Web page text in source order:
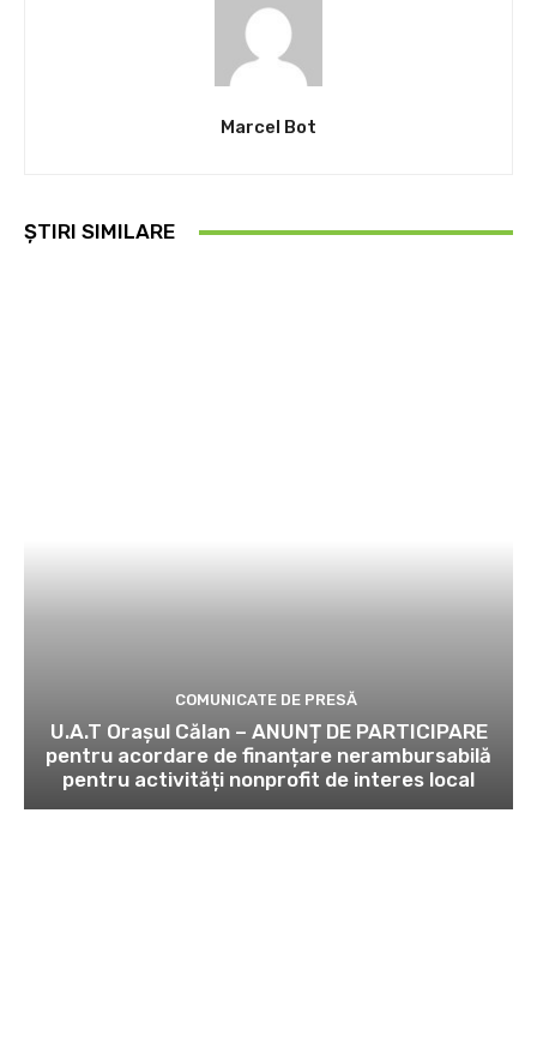
Marcel Bot
ȘTIRI SIMILARE
COMUNICATE DE PRESĂ
U.A.T Orașul Călan – ANUNȚ DE PARTICIPARE
pentru acordare de finanțare nerambursabilă
pentru activități nonprofit de interes local